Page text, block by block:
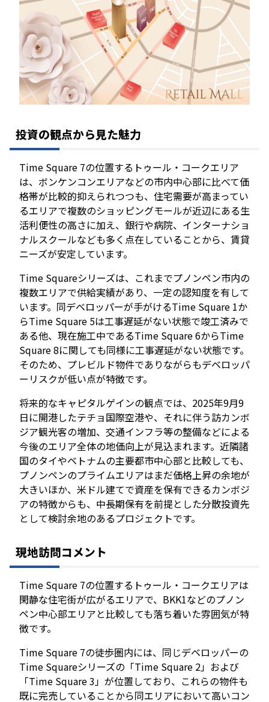
投資の観点から見た魅力
Time Square 7の位置するトゥール・コークエリア
は、ボンケンコンエリアなどの市内中心部に比べて価
格帯が比較的抑えられつつも、住宅需要が高まってい
るエリアで複数のショッピングモールが近辺にある生
活利便性の高さに加え、銀行や病院、インターナショ
ナルスクールなども多く点在していることから、賃貸
ニーズが安定しています。
Time Squareシリーズは、これまでプノンペン市内の
複数エリアで供給実績があり、一定の認知度を有して
います。同デベロッパーが手がけるTime Square 1か
らTime Square 5は工事遅延がない状態で竣工済みで
ある他、現在施工中であるTime Square 6からTime
Square 8に関しても同様に工事遅延がない状態です。
そのため、プレビルド物件でありながらもデベロッパ
ーリスクが低い点が特徴です。
将来的なキャピタルゲインの観点では、2025年9月9
日に開港したテチョ国際空港や、それに伴う訪カンボ
ジア観光客の増加、交通インフラ等の整備などによる
今後のエリア全体の地価向上が見込まれます。近隣諸
国のタイやベトナムの主要都市中心部と比較しても、
プノンペンのプライムエリアはまだ価格上昇の余地が
大きいほか、米ドル建てで資産を保有できるカンボジ
アの特徴からも、中長期保有を前提とした分散投資先
として検討余地のあるプロジェクトです。
現地訪問コメント
Time Square 7の位置するトゥール・コークエリアは
閑静な住宅街が広がるエリアで、BKK1などのプノン
ペン中心部エリアと比較しても落ち着いた雰囲気が特
徴です。
Time Square 7の徒歩圏内には、同じデベロッパーの
Time Squareシリーズの「Time Square 2」および
「Time Square 3」が位置しており、これらの物件も
既に完売していることから同エリアにおいて高いコン